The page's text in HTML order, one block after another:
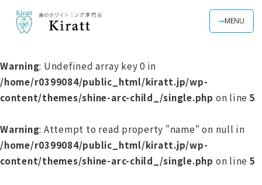
MENU
Warning: Undefined array key 0 in
/home/r0399084/public_html/kiratt.jp/wp-
content/themes/shine-arc-child_/single.php on line 5
Warning: Attempt to read property "name" on null in
/home/r0399084/public_html/kiratt.jp/wp-
content/themes/shine-arc-child_/single.php on line 5